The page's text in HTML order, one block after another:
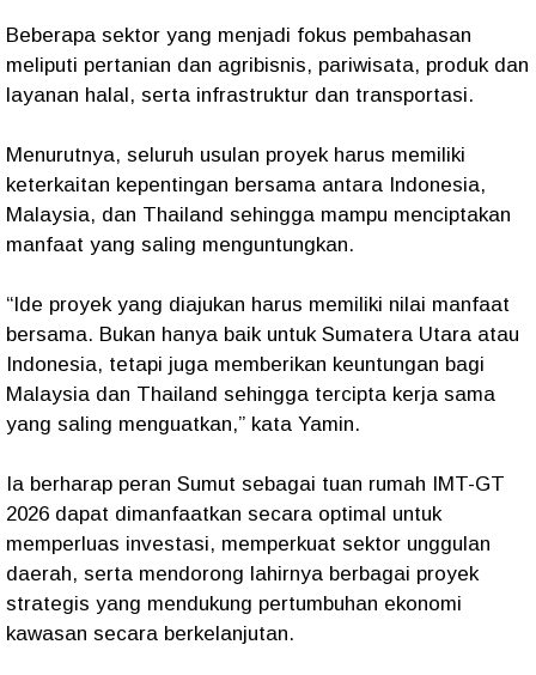
Beberapa sektor yang menjadi fokus pembahasan
meliputi pertanian dan agribisnis, pariwisata, produk dan
layanan halal, serta infrastruktur dan transportasi.
Menurutnya, seluruh usulan proyek harus memiliki
keterkaitan kepentingan bersama antara Indonesia,
Malaysia, dan Thailand sehingga mampu menciptakan
manfaat yang saling menguntungkan.
“Ide proyek yang diajukan harus memiliki nilai manfaat
bersama. Bukan hanya baik untuk Sumatera Utara atau
Indonesia, tetapi juga memberikan keuntungan bagi
Malaysia dan Thailand sehingga tercipta kerja sama
yang saling menguatkan,” kata Yamin.
Ia berharap peran Sumut sebagai tuan rumah IMT-GT
2026 dapat dimanfaatkan secara optimal untuk
memperluas investasi, memperkuat sektor unggulan
daerah, serta mendorong lahirnya berbagai proyek
strategis yang mendukung pertumbuhan ekonomi
kawasan secara berkelanjutan.